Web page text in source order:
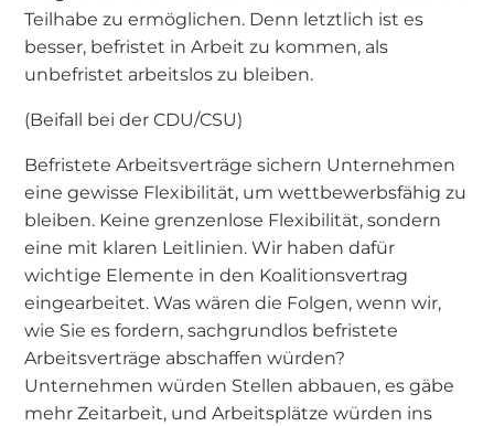
Teilhabe zu ermöglichen. Denn letztlich ist es
besser, befristet in Arbeit zu kommen, als
unbefristet arbeitslos zu bleiben.
(Beifall bei der CDU/CSU)
Befristete Arbeitsverträge sichern Unternehmen
eine gewisse Flexibilität, um wettbewerbsfähig zu
bleiben. Keine grenzenlose Flexibilität, sondern
eine mit klaren Leitlinien. Wir haben dafür
wichtige Elemente in den Koalitionsvertrag
eingearbeitet. Was wären die Folgen, wenn wir,
wie Sie es fordern, sachgrundlos befristete
Arbeitsverträge abschaffen würden?
Unternehmen würden Stellen abbauen, es gäbe
mehr Zeitarbeit, und Arbeitsplätze würden ins